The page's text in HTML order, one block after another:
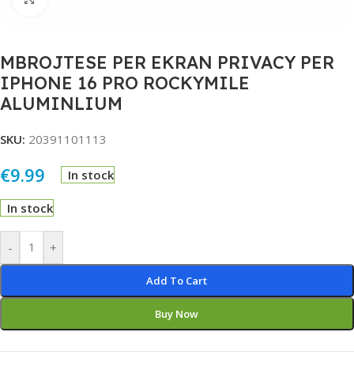
MBROJTESE PER EKRAN PRIVACY PER
IPHONE 16 PRO ROCKYMILE
ALUMINLIUM
SKU: 20391101113
€9.99 In stock
In stock
- +
Add To Cart
Buy Now
Alternative: